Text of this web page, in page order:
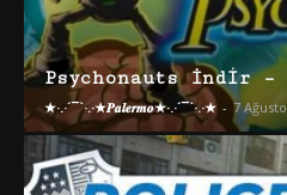
Psychonauts İndir
★·.·´¯`·.·★𝑷𝒂𝒍𝒆𝒓𝒎𝒐★·.·´¯`·.·★ - 7